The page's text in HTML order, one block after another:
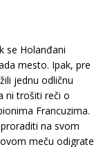
se Holanđani
mesto. Ipak, pre
jednu odličnu
ni trošiti reči o
Francuzima.
na svom
meču odigrate